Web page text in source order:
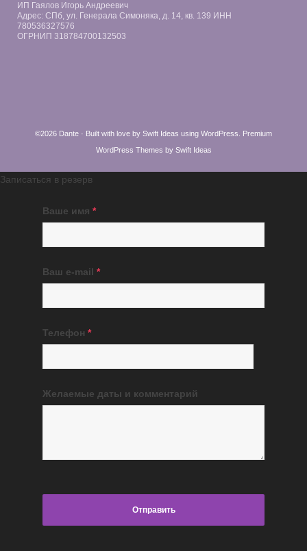
ИП Гаялов Игорь Андреевич
Адрес: СПб, ул. Генерала Симоняка, д. 14, кв. 139 ИНН
780536327576
ОГРНИП 318784700132503
©2026 Dante · Built with love by Swift Ideas using WordPress
Premium
WordPress Themes by Swift Ideas
Записаться в резерв
Ваше имя *
Ваш e-mail *
Телефон *
Желаемые даты и комментарий